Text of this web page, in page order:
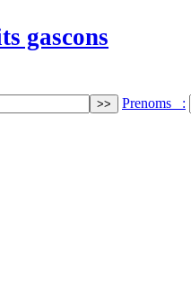
gascons
Prenoms :